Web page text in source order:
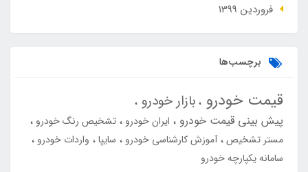
فروردین 1399
برچسب‌ها
قیمت خودرو بازار خودرو
پیش بینی قیمت خودرو ایران خودرو
تشخیص رنگ خودرو
مستر تشخیص آموزش کارشناسی خودرو سایپا
واردات خودرو
سامانه یکپارچه خودرو